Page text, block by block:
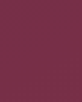
à
bouton
installation et
un